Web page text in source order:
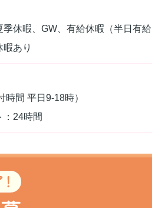
休暇、GW、有給休暇（半日有給
あり
間 平日9-18時）
24時間